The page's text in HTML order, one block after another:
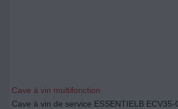
Cave à vin multifonction
Cave à vin de service ESSENTIELB ECV35-